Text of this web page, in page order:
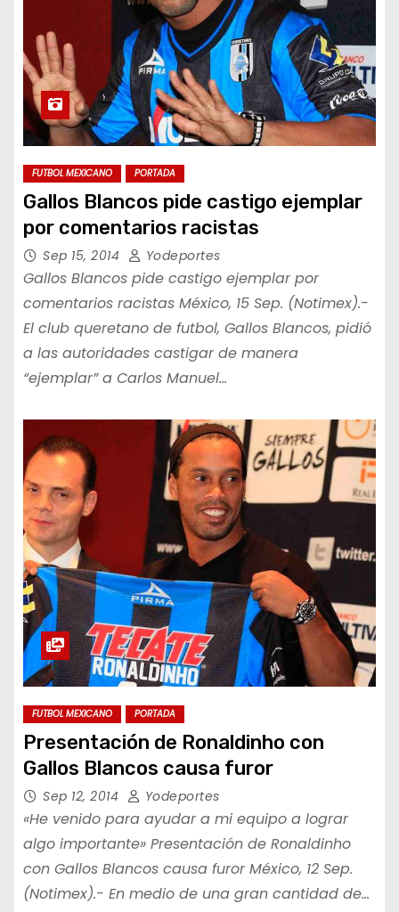
FUTBOL MEXICANO PORTADA
Gallos Blancos pide castigo ejemplar
por comentarios racistas
Sep 15, 2014 Yodeportes
Gallos Blancos pide castigo ejemplar por
comentarios racistas México, 15 Sep. (Notimex).-
El club queretano de futbol, Gallos Blancos, pidió
a las autoridades castigar de manera
“ejemplar” a Carlos Manuel…
FUTBOL MEXICANO PORTADA
Presentación de Ronaldinho con
Gallos Blancos causa furor
Sep 12, 2014 Yodeportes
«He venido para ayudar a mi equipo a lograr
algo importante» Presentación de Ronaldinho
con Gallos Blancos causa furor México, 12 Sep.
(Notimex).- En medio de una gran cantidad de…